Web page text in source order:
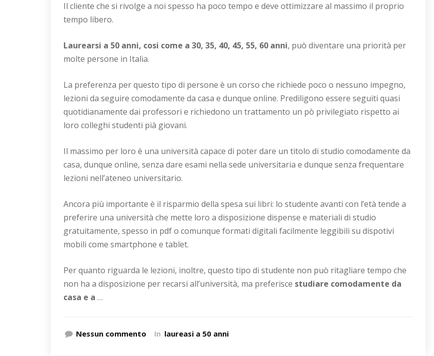
Il cliente che si rivolge a noi spesso ha poco tempo e deve ottimizzare al massimo il proprio
tempo libero.
Laurearsi a 50 anni, cosi come a 30, 35, 40, 45, 55, 60 anni, può diventare una priorità per
molte persone in Italia.
La preferenza per questo tipo di persone è un corso che richiede poco o nessuno impegno,
lezioni da seguire comodamente da casa e dunque online. Prediligono essere seguiti quasi
quotidianamente dai professori e richiedono un trattamento un pò privilegiato rispetto ai
loro colleghi studenti pià giovani.
Il massimo per loro è una università capace di poter dare un titolo di studio comodamente da
casa, dunque online, senza dare esami nella sede universitaria e dunque senza frequentare
lezioni nell’ateneo universitario.
Ancora più importante è il risparmio della spesa sui libri: lo studente avanti con l’età tende a
preferire una università che mette loro a disposizione dispense e materiali di studio
gratuitamente, spesso in pdf o comunque formati digitali facilmente leggibili su dispotivi
mobili come smartphone e tablet.
Per quanto riguarda le lezioni, inoltre, questo tipo di studente non può ritagliare tempo che
non ha a disposizione per recarsi all’università, ma preferisce studiare comodamente da
casa e a …
Nessun commento In laureasi a 50 anni